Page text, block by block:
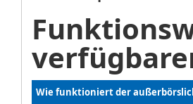
Wie funktioniert der